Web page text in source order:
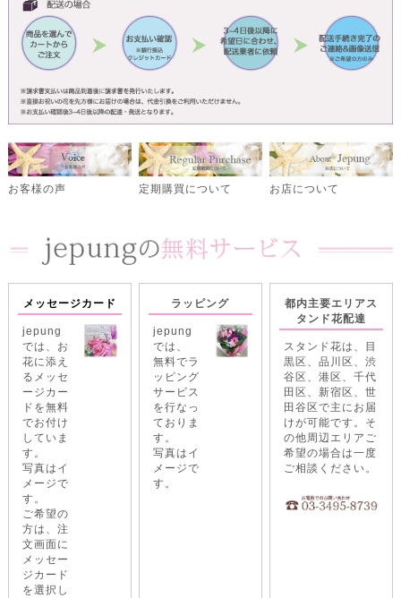
お客様の声 定期購買について お店について
メッセージカード
jepung
では、お
花に添え
るメッセ
ージカー
ドを無料
でお付け
していま
す。
写真はイ
メージで
す。
ご希望の
方は、注
文画面に
メッセー
ジカード
を選択し
ラッピング
jepung
では、
無料でラ
ッピング
サービス
を行なっ
ておりま
す。
写真はイ
メージで
す。
都内主要エリアス
タンド花配達
スタンド花は、目
黒区、品川区、渋
谷区、港区、千代
田区、新宿区、世
田谷区で主にお届
けが可能です。そ
の他周辺エリアご
希望の場合は一度
ご相談ください。